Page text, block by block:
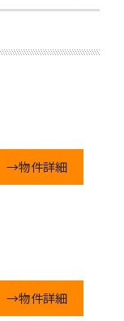
→物件詳細
→物件詳細